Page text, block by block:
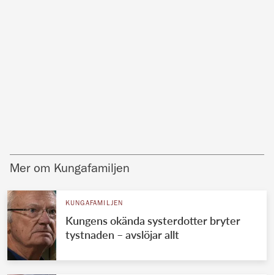
Mer om Kungafamiljen
KUNGAFAMILJEN
Kungens okända systerdotter bryter
tystnaden – avslöjar allt